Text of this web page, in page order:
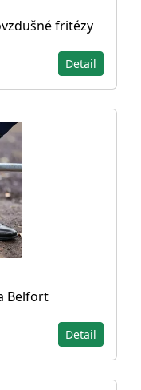
fritézy
Detail
Belfort
Detail